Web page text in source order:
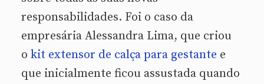
responsabilidades. Foi o caso da
empresária Alessandra Lima, que criou
o kit extensor de calça para gestante e
que inicialmente ficou assustada quando